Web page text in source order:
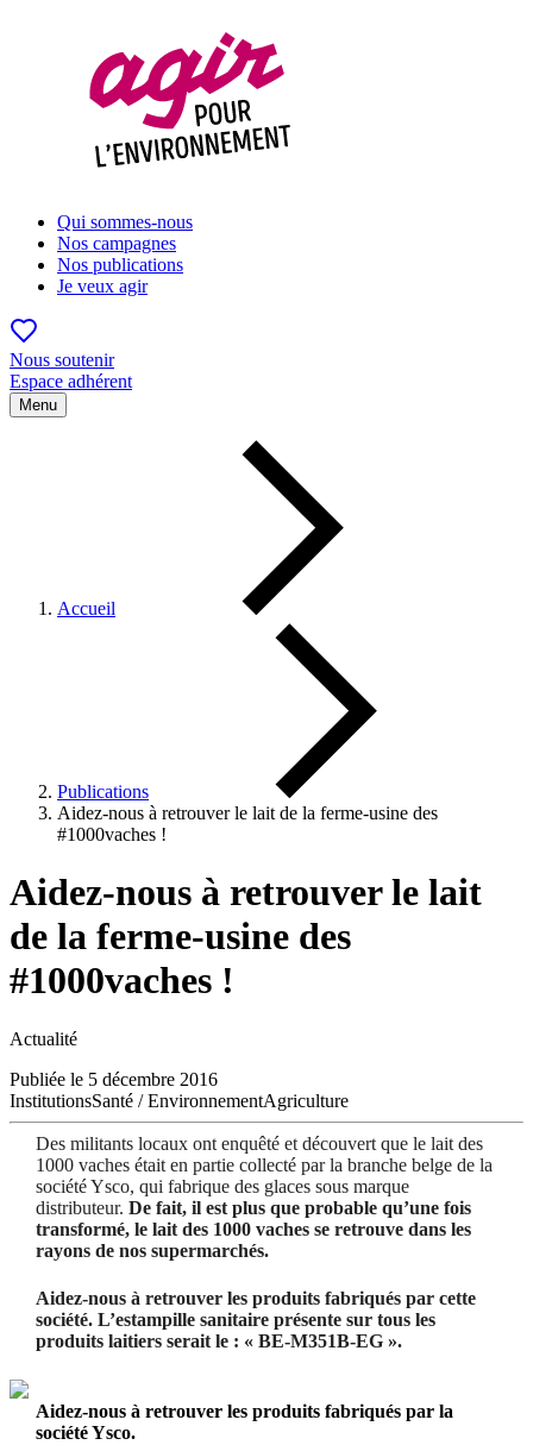
Qui sommes-nous
Nos campagnes
Nos publications
Je veux agir
Nous soutenir
Espace adhérent
Menu
Accueil
Publications
Aidez-nous à retrouver le lait de la ferme-usine des
#1000vaches !
Aidez-nous à retrouver le lait
de la ferme-usine des
#1000vaches !
Actualité
Publiée le 5 décembre 2016
InstitutionsSanté / EnvironnementAgriculture
Des militants locaux ont enquêté et découvert que le lait des
1000 vaches était en partie collecté par la branche belge de la
société Ysco, qui fabrique des glaces sous marque
distributeur.De fait, il est plus que probable qu’une fois
transformé, le lait des 1000 vaches se retrouve dans les
rayons de nos supermarchés.
Aidez-nous à retrouver les produits fabriqués par cette
société. L’estampille sanitaire présente sur tous les
produits laitiers serait le : « BE-M351B-EG ».
Aidez-nous à retrouver les produits fabriqués par la
société Ysco.